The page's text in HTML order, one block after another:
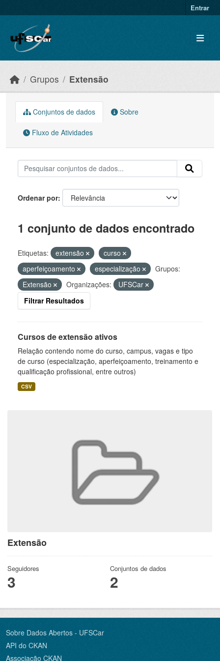
Entrar
Grupos Extensão
Extensão
Seguidores
3
Conjuntos de dados
2
Conjuntos de dados Sobre
Fluxo de Atividades
Ordenar por
1 conjunto de dados encontrado
Etiquetas: extensão
curso
aperfeiçoamento
especialização
Grupos:
Extensão
Organizações:
UFSCar
Filtrar Resultados
Cursos de extensão ativos
Relação contendo nome do curso, campus, vagas e tipo
de curso (especialização, aperfeiçoamento, treinamento e
qualificação profissional, entre outros)
CSV
Sobre Dados Abertos - UFSCar
API do CKAN
Associação CKAN